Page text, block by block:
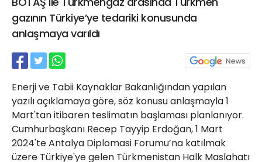
gazının Türkiye’ye tedariki konusunda
anlaşmaya varıldı
Enerji ve Tabii Kaynaklar Bakanlığından yapılan
yazılı açıklamaya göre, söz konusu anlaşmayla 1
Mart'tan itibaren teslimatın başlaması planlanıyor.
Cumhurbaşkanı Recep Tayyip Erdoğan, 1 Mart
2024'te Antalya Diplomasi Forumu’na katılmak
üzere Türkiye'ye gelen Türkmenistan Halk Maslahatı
21 Gölcük